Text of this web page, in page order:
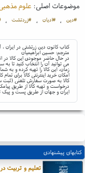
موضوعات اصلی:علوم
#دین ، #ادیان ، #زردتشت ،
کتاب کانون دین زرتشتی در ایران
مترجم: حسین ابراهیمیان
در حال حاضر موجودی این کالا در
می توانید آن را انتخاب کنید تا
زمان، این کالا را تهیه کرده و به
امکان خرید اینترنتی کالا برای
کالا به صورت سفارش تلفنی (ثبت
درخواست و تهیه کالا از طریق
ایران و جهان از طریق پست و پیک
کتابهای پیشنهادی
تعلیم و تربیت